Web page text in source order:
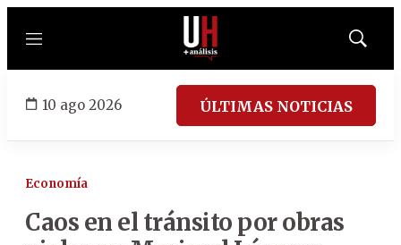
Menú
Mostrar
10 ago 2026 ÚLTIMAS NOTICIAS
Economía
Caos en el tránsito por obras